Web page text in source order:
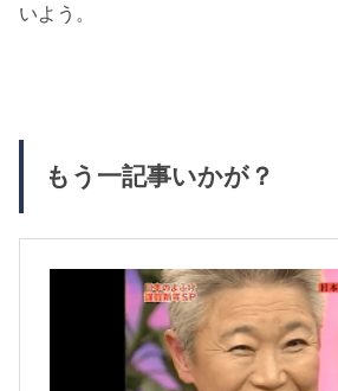
いよう。
もう一記事いかが？